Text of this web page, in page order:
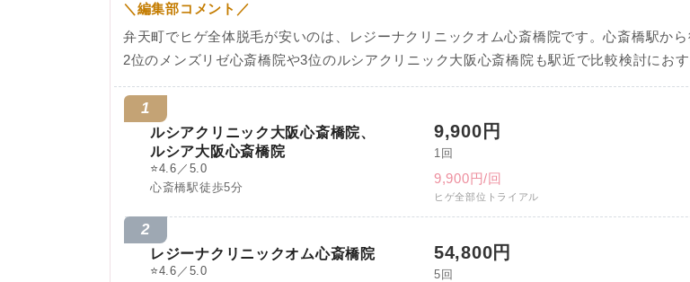
＼編集部コメント／
弁天町でヒゲ全体脱毛が安いのは、レジーナクリニックオム心斎橋院です。心斎橋駅か
2位のメンズリゼ心斎橋院や3位のルシアクリニック大阪心斎橋院も駅近で比較検討におす
1
ルシアクリニック大阪心斎橋院、
ルシア大阪心斎橋院
⭐4.6／5.0
心斎橋駅徒歩5分
9,900円
1回
9,900円/回
ヒゲ全部位トライアル
2
レジーナクリニックオム心斎橋院
⭐4.6／5.0
54,800円
5回